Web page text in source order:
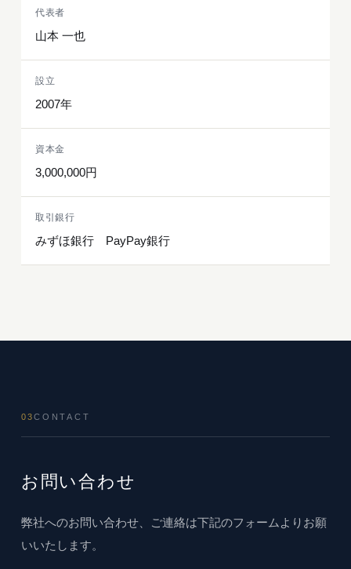
代表者
山本 一也
設立
2007年
資本金
3,000,000円
取引銀行
みずほ銀行 PayPay銀行
03CONTACT
お問い合わせ
弊社へのお問い合わせ、ご連絡は下記のフォームよりお願
いいたします。